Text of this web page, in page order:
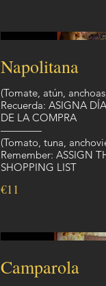
Napolitana
(Tomate, atún,
Recuerda: ASIGNA
DE LA COMPRA
————
(Tomato, tuna,
Remember: ASSIGN
SHOPPING LIST
€11
Camparola